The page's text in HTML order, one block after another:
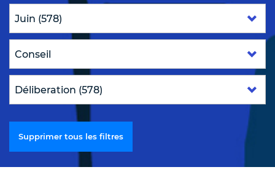
Supprimer tous les filtres